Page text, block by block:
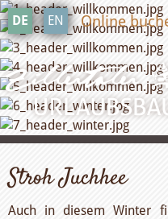
Online
DE EN
Stroh Juchhee
Auch in diesem Winter